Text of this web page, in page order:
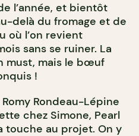
l’année, et bientôt
delà du fromage et de
où l’on revient
sans se ruiner. La
must, mais le bœuf
!
Rondeau-Lépine
chez Simone, Pearl
touche au projet. On y